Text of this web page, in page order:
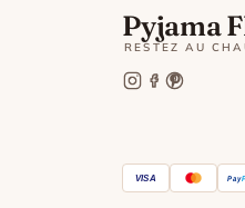
Pyjama
RESTEZ AU
VISA Pay